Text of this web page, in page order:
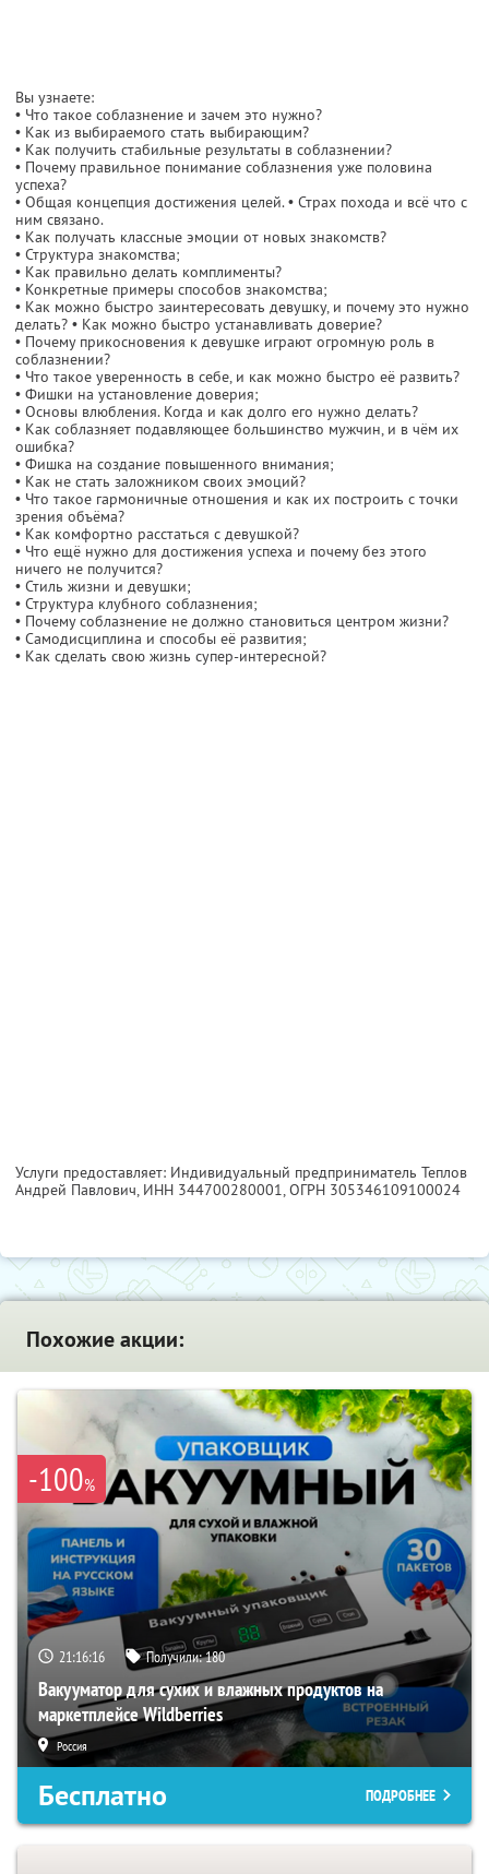
Вы узнаете:
• Что такое соблазнение и зачем это нужно?
• Как из выбираемого стать выбирающим?
• Как получить стабильные результаты в соблазнении?
• Почему правильное понимание соблазнения уже половина
успеха?
• Общая концепция достижения целей. • Страх похода и всё что с
ним связано.
• Как получать классные эмоции от новых знакомств?
• Структура знакомства;
• Как правильно делать комплименты?
• Конкретные примеры способов знакомства;
• Как можно быстро заинтересовать девушку, и почему это нужно
делать? • Как можно быстро устанавливать доверие?
• Почему прикосновения к девушке играют огромную роль в
соблазнении?
• Что такое уверенность в себе, и как можно быстро её развить?
• Фишки на установление доверия;
• Основы влюбления. Когда и как долго его нужно делать?
• Как соблазняет подавляющее большинство мужчин, и в чём их
ошибка?
• Фишка на создание повышенного внимания;
• Как не стать заложником своих эмоций?
• Что такое гармоничные отношения и как их построить с точки
зрения объёма?
• Как комфортно расстаться с девушкой?
• Что ещё нужно для достижения успеха и почему без этого
ничего не получится?
• Стиль жизни и девушки;
• Структура клубного соблазнения;
• Почему соблазнение не должно становиться центром жизни?
• Самодисциплина и способы её развития;
• Как сделать свою жизнь супер-интересной?
Услуги предоставляет: Индивидуальный предприниматель Теплов
Андрей Павлович, ИНН 344700280001, ОГРН 305346109100024
Похожие акции:
-100%
21:16:14 Получили:180
Вакууматор для сухих и влажных продуктов на
маркетплейсе Wildberries
Россия
Бесплатно ПОДРОБНЕЕ